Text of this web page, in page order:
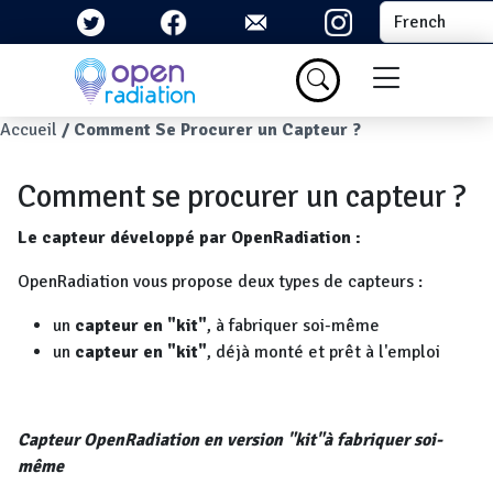
Aller au contenu principal Select your
Menu du
Fil d'Ariane
Accueil Comment Se Procurer un Capteur ?
Comment se procurer un capteur ?
Le capteur développé par OpenRadiation :
OpenRadiation vous propose deux types de capteurs :
un capteur en "kit", à fabriquer soi-même
un capteur en "kit", déjà monté et prêt à l'emploi
Capteur OpenRadiation en version "kit"à fabriquer soi-
même